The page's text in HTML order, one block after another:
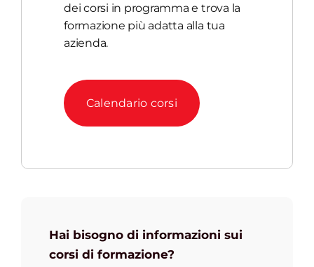
dei corsi in programma e trova la
formazione più adatta alla tua
azienda.
Calendario corsi
Hai bisogno di informazioni sui
corsi di formazione?